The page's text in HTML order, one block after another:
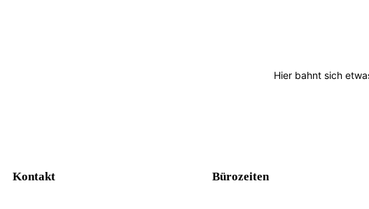
Hier bahnt sich
Kontakt Bürozeiten